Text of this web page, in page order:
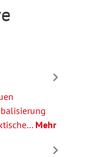
Mehr